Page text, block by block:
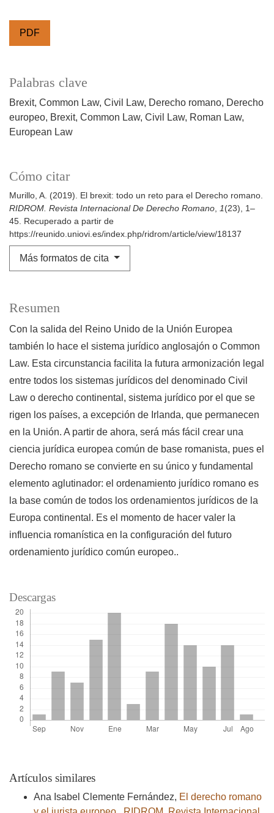
PDF
Palabras clave
Brexit Common Law Civil Law Derecho romano Derecho
europeo Brexit Common Law Civil Law Roman Law
European Law
Cómo citar
Murillo, A. (2019). El brexit: todo un reto para el Derecho romano.
RIDROM. Revista Internacional De Derecho Romano, 1(23), 1–
45. Recuperado a partir de
https://reunido.uniovi.es/index.php/ridrom/article/view/18137
Más formatos de cita
Resumen
Con la salida del Reino Unido de la Unión Europea
también lo hace el sistema jurídico anglosajón o Common
Law. Esta circunstancia facilita la futura armonización legal
entre todos los sistemas jurídicos del denominado Civil
Law o derecho continental, sistema jurídico por el que se
rigen los países, a excepción de Irlanda, que permanecen
en la Unión. A partir de ahora, será más fácil crear una
ciencia jurídica europea común de base romanista, pues el
Derecho romano se convierte en su único y fundamental
elemento aglutinador: el ordenamiento jurídico romano es
la base común de todos los ordenamientos jurídicos de la
Europa continental. Es el momento de hacer valer la
influencia romanística en la configuración del futuro
ordenamiento jurídico común europeo..
Descargas
Artículos similares
Ana Isabel Clemente Fernández, El derecho romano